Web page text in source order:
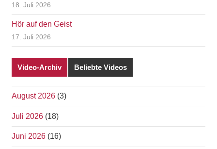
18. Juli 2026
Hör auf den Geist
17. Juli 2026
Video-Archiv Beliebte Videos
August 2026 (3)
Juli 2026 (18)
Juni 2026 (16)